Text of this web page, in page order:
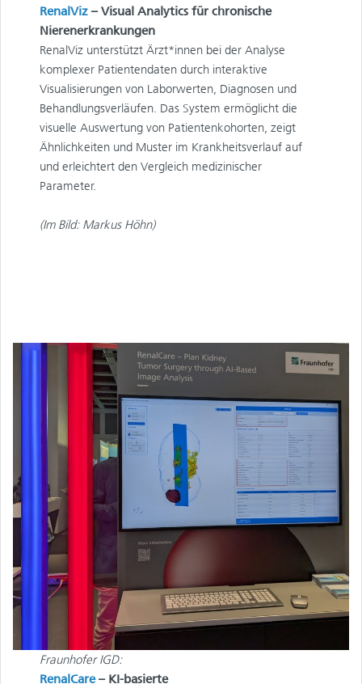
RenalViz – Visual Analytics für chronische
Nierenerkrankungen
RenalViz unterstützt Ärzt*innen bei der Analyse
komplexer Patientendaten durch interaktive
Visualisierungen von Laborwerten, Diagnosen und
Behandlungsverläufen. Das System ermöglicht die
visuelle Auswertung von Patientenkohorten, zeigt
Ähnlichkeiten und Muster im Krankheitsverlauf auf
und erleichtert den Vergleich medizinischer
Parameter.
(Im Bild: Markus Höhn)
Fraunhofer IGD:
RenalCare – KI-basierte